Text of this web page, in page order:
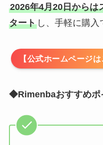
2026年4月20日からは
タートし、手軽に購入
【公式ホームページは
◆Rimenbaおすすめ